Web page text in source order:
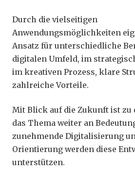
Durch die vielseitigen
Anwendungsmöglichkeiten
Ansatz für unterschiedliche
digitalen Umfeld, im
im kreativen Prozess, klare
zahlreiche Vorteile.
Mit Blick auf die Zukunft ist zu
das Thema weiter an
zunehmende Digitalisierung
Orientierung werden diese
unterstützen.